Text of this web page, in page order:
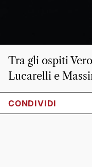
Tra gli ospiti
Lucarelli e
CONDIVIDI